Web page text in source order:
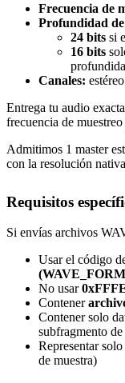
Frecuencia de
Profundidad
24 bits si
16 bits
Canales:
Entrega tu audio
frecuencia de
Admitimos 1 master
con la resolución
Requisitos
Si envías archivos
Usar el código
No usar
Contener
Contener solo
subfragmento de
Representar
de muestra)